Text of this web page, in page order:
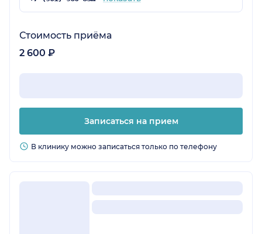
Стоимость приёма
2 600 ₽
Записаться на прием
В клинику можно записаться только по телефону